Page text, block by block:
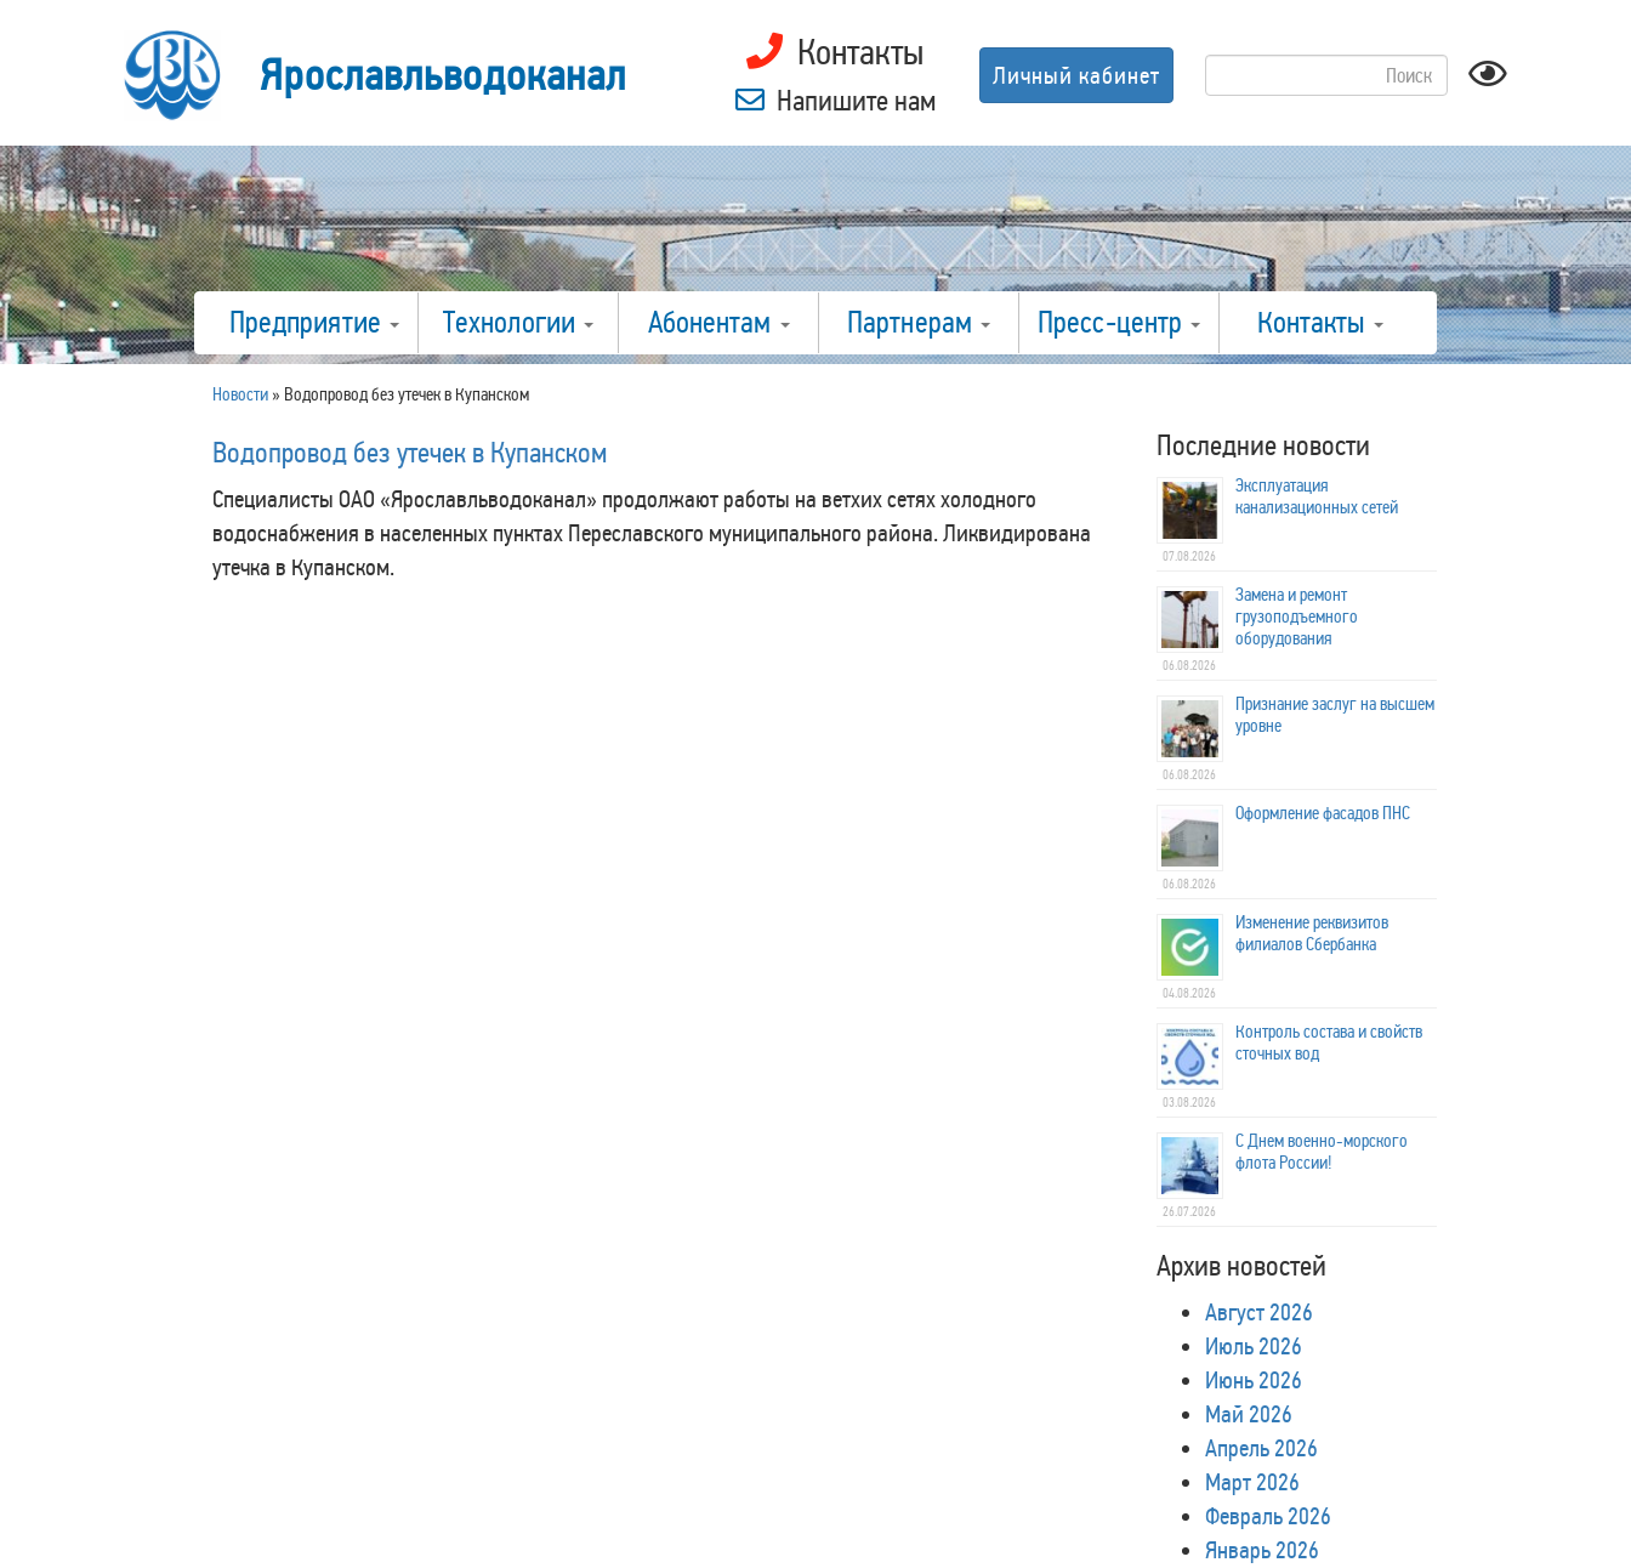
Ярославльводоканал Контакты
Напишите нам
Личный кабинет
Предприятие Технологии Абонентам Партнерам Пресс-центр Контакты
Новости » Водопровод без утечек в Купанском
Водопровод без утечек в Купанском
Специалисты ОАО «Ярославльводоканал» продолжают работы на ветхих сетях холодного
водоснабжения в населенных пунктах Переславского муниципального района. Ликвидирована
утечка в Купанском.
Последние новости
Эксплуатация
канализационных сетей
07.08.2026
Замена и ремонт
грузоподъемного
оборудования
06.08.2026
Признание заслуг на высшем
уровне
06.08.2026
Оформление фасадов ПНС
06.08.2026
Изменение реквизитов
филиалов Сбербанка
04.08.2026
Контроль состава и свойств
сточных вод
03.08.2026
С Днем военно-морского
флота России!
26.07.2026
Архив новостей
Август 2026
Июль 2026
Июнь 2026
Май 2026
Апрель 2026
Март 2026
Февраль 2026
Январь 2026